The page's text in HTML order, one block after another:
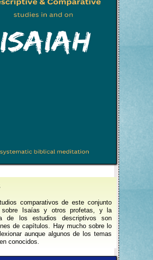
comparativos de este conjunto
sobre Isaías y otros profetas, y la
de los estudios descriptivos son
de capítulos. Hay mucho sobre lo
aunque algunos de los temas
conocidos.